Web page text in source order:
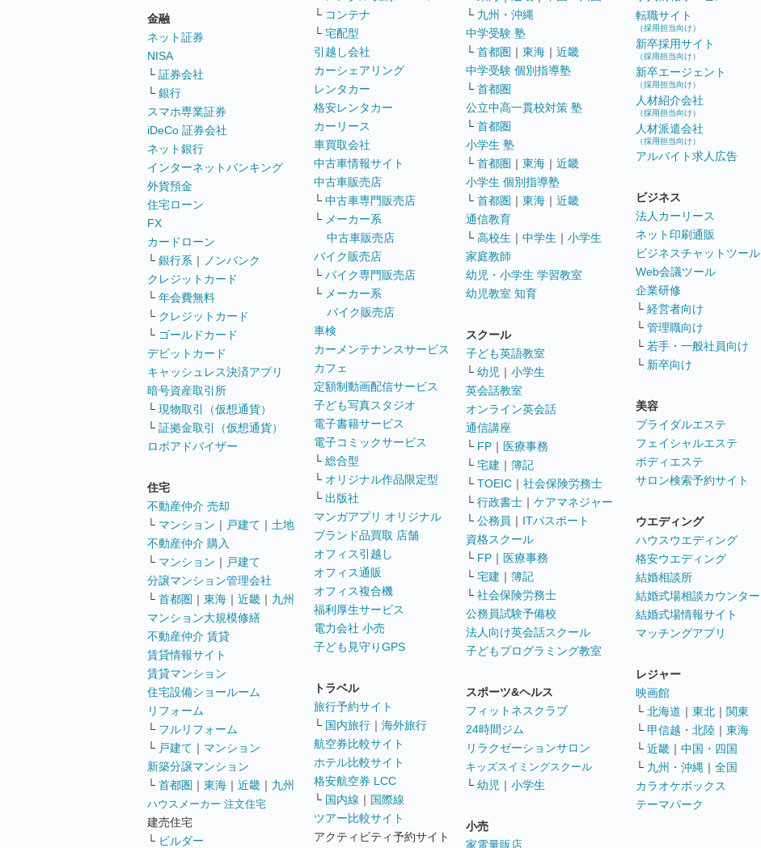
金融
ネット証券
NISA
└ 証券会社
└ 銀行
スマホ専業証券
iDeCo 証券会社
ネット銀行
インターネットバンキング
外貨預金
住宅ローン
FX
カードローン
└ 銀行系 ｜
ノンバンク
クレジットカード
└ 年会費無料
└ クレジットカード
└ ゴールドカード
デビットカード
キャッシュレス決済アプリ
暗号資産取引所
└ 現物取引（仮想通貨）
└ 証拠金取引（仮想通貨）
ロボアドバイザー
住宅
不動産仲介 売却
└ マンション ｜ 戸建て ｜ 土地
不動産仲介 購入
└ マンション ｜ 戸建て
分譲マンション管理会社
└ 首都圏 ｜ 東海 ｜ 近畿 ｜ 九州
マンション大規模修繕
不動産仲介 賃貸
賃貸情報サイト
賃貸マンション
住宅設備ショールーム
リフォーム
└ フルリフォーム
└ 戸建て ｜ マンション
新築分譲マンション
└ 首都圏 ｜ 東海 ｜ 近畿 ｜ 九州
ハウスメーカー 注文住宅
建売住宅
└ ビルダー
└ コンテナ
└ 宅配型
引越し会社
カーシェアリング
レンタカー
格安レンタカー
カーリース
車買取会社
中古車情報サイト
中古車販売店
└ 中古車専門販売店
└ メーカー系
中古車販売店
バイク販売店
└ バイク専門販売店
└ メーカー系
バイク販売店
車検
カーメンテナンスサービス
カフェ
定額制動画配信サービス
子ども写真スタジオ
電子書籍サービス
電子コミックサービス
└ 総合型
└ オリジナル作品限定型
└ 出版社
マンガアプリ オリジナル
ブランド品買取 店舗
オフィス引越し
オフィス通販
オフィス複合機
福利厚生サービス
電力会社 小売
子ども見守りGPS
トラベル
旅行予約サイト
└ 国内旅行 ｜ 海外旅行
航空券比較サイト
ホテル比較サイト
格安航空券 LCC
└ 国内線 ｜ 国際線
ツアー比較サイト
アクティビティ予約サイト
└ 九州・沖縄
中学受験 塾
└ 首都圏 ｜ 東海 ｜ 近畿
中学受験 個別指導塾
└ 首都圏
公立中高一貫校対策 塾
└ 首都圏
小学生 塾
└ 首都圏 ｜ 東海 ｜ 近畿
小学生 個別指導塾
└ 首都圏 ｜ 東海 ｜ 近畿
通信教育
└ 高校生 ｜ 中学生 ｜ 小学生
家庭教師
幼児・小学生 学習教室
幼児教室 知育
スクール
子ども英語教室
└ 幼児 ｜ 小学生
英会話教室
オンライン英会話
通信講座
└ FP ｜ 医療事務
└ 宅建 ｜ 簿記
└ TOEIC ｜ 社会保険労務士
└ 行政書士 ｜ ケアマネジャー
└ 公務員 ｜ ITパスポート
資格スクール
└ FP ｜ 医療事務
└ 宅建 ｜ 簿記
└ 社会保険労務士
公務員試験予備校
法人向け英会話スクール
子どもプログラミング教室
スポーツ&ヘルス
フィットネスクラブ
24時間ジム
リラクゼーションサロン
キッズスイミングスクール
└ 幼児 ｜ 小学生
小売
家電量販店
転職サイト
（採用担当向け）
新卒採用サイト
（採用担当向け）
新卒エージェント
（採用担当向け）
人材紹介会社
（採用担当向け）
人材派遣会社
（採用担当向け）
アルバイト求人広告
ビジネス
法人カーリース
ネット印刷通販
ビジネスチャットツール
Web会議ツール
企業研修
└ 経営者向け
└ 管理職向け
└ 若手・一般社員向け
└ 新卒向け
美容
ブライダルエステ
フェイシャルエステ
ボディエステ
サロン検索予約サイト
ウエディング
ハウスウエディング
格安ウエディング
結婚相談所
結婚式場相談カウンター
結婚式場情報サイト
マッチングアプリ
レジャー
映画館
└ 北海道 ｜ 東北 ｜ 関東
└ 甲信越・北陸 ｜ 東海
└ 近畿 ｜ 中国・四国
└ 九州・沖縄 ｜ 全国
カラオケボックス
テーマパーク